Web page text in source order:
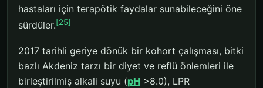
hastaları için terapötik faydalar sunabileceğini öne
sürdüler.[25]
2017 tarihli geriye dönük bir kohort çalışması, bitki
bazlı Akdeniz tarzı bir diyet ve reflü önlemleri ile
birleştirilmiş alkali suyu (pH >8.0), LPR